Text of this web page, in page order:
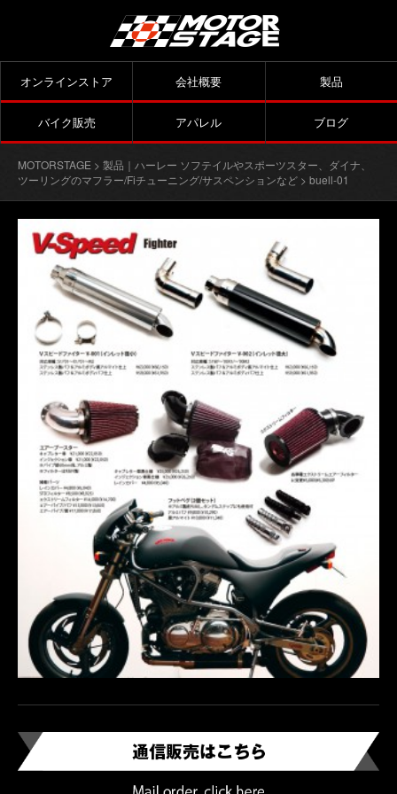
オンラインストア 会社概要 製品
バイク販売 アパレル ブログ
MOTORSTAGE > 製品｜ハーレー ソフテイルやスポーツスター、ダイナ、
ツーリングのマフラー/Fiチューニング/サスペンションなど > buell-01